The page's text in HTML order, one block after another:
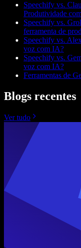
Speechify vs.
Produtividade
Speechify vs.
ferramenta de
Speechify vs.
voz com IA?
Speechify vs.
voz com IA?
Ferramentas de
Blogs recentes
Ver tudo